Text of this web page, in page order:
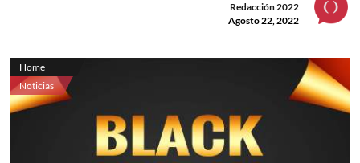
Redacción 2022
Agosto 22, 2022
Home
Noticias